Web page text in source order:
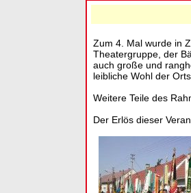
Zum 4. Mal wurde in
Theatergruppe, der
auch große und
leibliche Wohl der
Weitere Teile des
Der Erlös dieser